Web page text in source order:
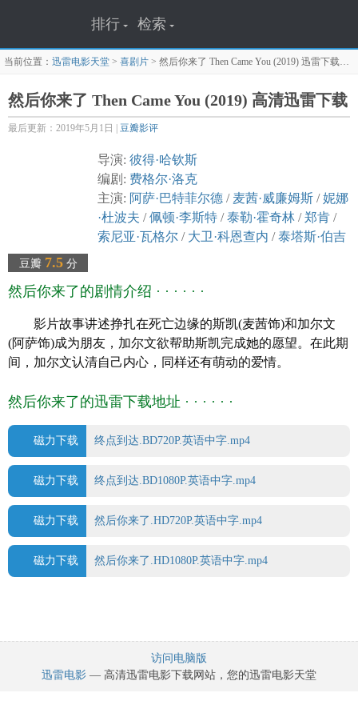
排行 检索
当前位置： 迅雷电影天堂 > 喜剧片 > 然后你来了 Then Came You (2019) 迅雷下载页面
然后你来了 Then Came You (2019) 高清迅雷下载
最后更新：2019年5月1日 | 豆瓣影评
豆瓣 7.5分
导演: 彼得·哈钦斯
编剧: 费格尔·洛克
主演: 阿萨·巴特菲尔德 / 麦茜·威廉姆斯 /妮娜
·杜波夫 /佩顿·李斯特 /泰勒·霍奇林 /郑肯 /
索尼亚·瓦格尔 / 大卫·科恩查内 /泰塔斯·伯吉
类型: 剧情 / 喜剧 / 冒险
语言: 英语
上映日期:2018-10-12(伍德斯托克电影
节) /2019 -02-01(美国)
又名:又名:真爱，再出发(台) / 终点到达 /
IMDb链接: tt4859168
然后你来了的剧情介绍 · · · · · ·
影片故事讲述挣扎在死亡边缘的斯凯(麦茜饰)和加尔文
(阿萨饰)成为朋友，加尔文欲帮助斯凯完成她的愿望。在此期
间，加尔文认清自己内心，同样还有萌动的爱情。
然后你来了的迅雷下载地址 · · · · · ·
磁力下载 终点到达.BD720P.英语中字.mp4
磁力下载 终点到达.BD1080P.英语中字.mp4
磁力下载 然后你来了.HD720P.英语中字.mp4
磁力下载 然后你来了.HD1080P.英语中字.mp4
访问电脑版
迅雷电影 — 高清迅雷电影下载网站，您的迅雷电影天堂